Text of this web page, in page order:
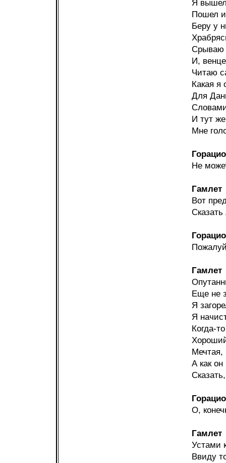
Я
Пошел
Беру у
Срываю
И,
Читаю
Какая я
Для
И тут
Мне
Горацио
Не
Гамлет
Вот
Горацио
Гамлет
Еще не
Я
Я
Когда-
Мечтая,
А как
Горацио
О,
Гамлет
Устами
Ввиду